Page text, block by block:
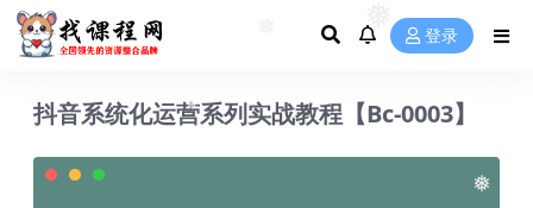
❅
❅ 登录
抖音系统化运营系列实战教程【Bc-0003】